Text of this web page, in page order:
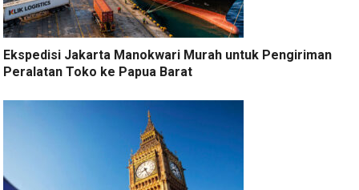
Ekspedisi Jakarta Manokwari Murah untuk Pengiriman
Peralatan Toko ke Papua Barat